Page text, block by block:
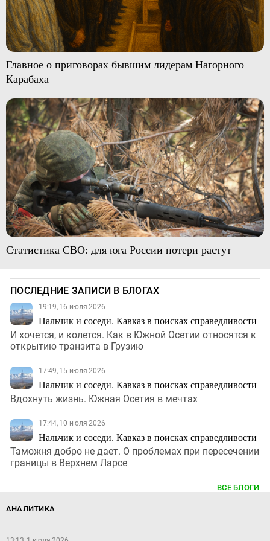
Главное о приговорах бывшим лидерам Нагорного
Карабаха
Статистика СВО: для юга России потери растут
ПОСЛЕДНИЕ ЗАПИСИ В БЛОГАХ
19:19, 16 июля 2026
Нальчик и соседи. Кавказ в поисках справедливости
И хочется, и колется. Как в Южной Осетии относятся к
открытию транзита в Грузию
17:49, 15 июля 2026
Нальчик и соседи. Кавказ в поисках справедливости
Вдохнуть жизнь. Южная Осетия в мечтах
17:44, 10 июля 2026
Нальчик и соседи. Кавказ в поисках справедливости
Таможня добро не дает. О проблемах при пересечении
границы в Верхнем Ларсе
ВСЕ БЛОГИ
АНАЛИТИКА